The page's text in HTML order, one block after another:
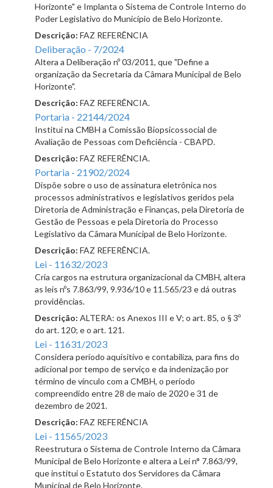
Horizonte" e Implanta o Sistema de Controle Interno do
Poder Legislativo do Município de Belo Horizonte.
Descrição: FAZ REFERÊNCIA
Deliberação - 7/2024
Altera a Deliberação nº 03/2011, que "Define a
organização da Secretaria da Câmara Municipal de Belo
Horizonte".
Descrição: FAZ REFERÊNCIA.
Portaria - 22144/2024
Institui na CMBH a Comissão Biopsicossocial de
Avaliação de Pessoas com Deficiência - CBAPD.
Descrição: FAZ REFERÊNCIA.
Portaria - 21902/2024
Dispõe sobre o uso de assinatura eletrônica nos
processos administrativos e legislativos geridos pela
Diretoria de Administração e Finanças, pela Diretoria de
Gestão de Pessoas e pela Diretoria do Processo
Legislativo da Câmara Municipal de Belo Horizonte.
Descrição: FAZ REFERÊNCIA.
Lei - 11632/2023
Cria cargos na estrutura organizacional da CMBH, altera
as leis nºs 7.863/99, 9.936/10 e 11.565/23 e dá outras
providências.
Descrição: ALTERA: os Anexos III e V; o art. 85, o § 3º
do art. 120; e o art. 121.
Lei - 11631/2023
Considera período aquisitivo e contabiliza, para fins do
adicional por tempo de serviço e da indenização por
término de vínculo com a CMBH, o período
compreendido entre 28 de maio de 2020 e 31 de
dezembro de 2021.
Descrição: FAZ REFERÊNCIA
Lei - 11565/2023
Reestrutura o Sistema de Controle Interno da Câmara
Municipal de Belo Horizonte e altera a Lei n° 7.863/99,
que institui o Estatuto dos Servidores da Câmara
Municipal de Belo Horizonte.